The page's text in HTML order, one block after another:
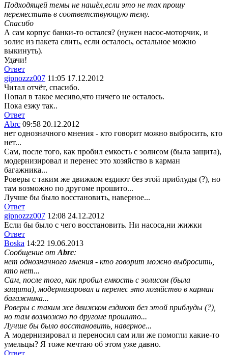
Подходящей темы не нашёл,если это не так прошу
переместить в соответствующую тему.
Спасибо
А сам корпус банки-то остался? (нужен насос-моторчик, и
эолис из пакета слить, если осталось, остальное можно
выкинуть).
Удачи!
Ответ
gipnozzz007 11:05 17.12.2012
Читал отчёт, спасибо.
Попал в такое месиво,что ничего не осталось.
Пока езжу так..
Ответ
Abrc 09:58 20.12.2012
нет однозначного мнения - кто говорит можно выбросить, кто
нет...
Сам, после того, как пробил емкость с эолисом (была защита),
модернизировал и перенес это хозяйство в карман
багажника...
Роверы с таким же движком ездиют без этой приблуды (?), но
там возможно по другоме прошито...
Лучше бы было восстановить, наверное...
Ответ
gipnozzz007 12:08 24.12.2012
Если бы было с чего восстановить. Ни насоса,ни жижки
Ответ
Boska 14:22 19.06.2013
Сообщение от Abrc:
нет однозначного мнения - кто говорит можно выбросить,
кто нет...
Сам, после того, как пробил емкость с эолисом (была
защита), модернизировал и перенес это хозяйство в карман
багажника...
Роверы с таким же движком ездиют без этой приблуды (?),
но там возможно по другоме прошито...
Лучше бы было восстановить, наверное...
А модернизировал и переносил сам или же помогли какие-то
умельцы? Я тоже мечтаю об этом уже давно.
Ответ